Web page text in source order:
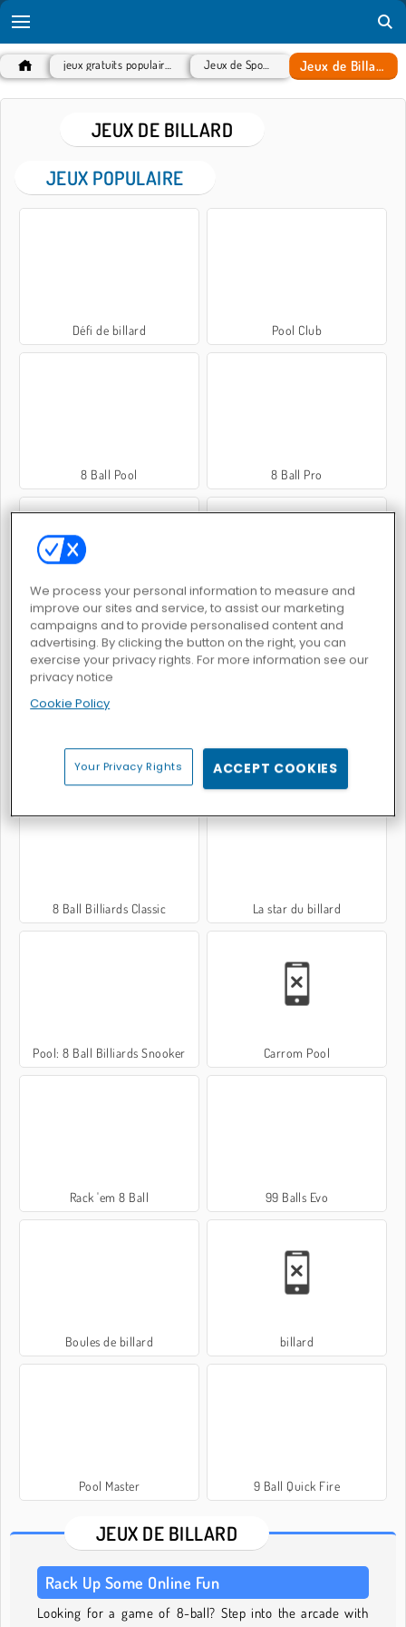
Jeux de Billard
JEUX DE BILLARD
JEUX POPULAIRE
Défi de billard Pool Club
8 Ball Pool 8 Ball Pro
Pool Mania Pool 8 Ball Mania
8 Ball Pool with Friends Zombie Pool
8 Ball Billiards Classic La star du billard
Pool: 8 Ball Billiards Snooker Carrom Pool
Rack 'em 8 Ball 99 Balls Evo
Boules de billard billard
Pool Master 9 Ball Quick Fire
JEUX DE BILLARD
Rack Up Some Online Fun
Looking for a game of 8-ball? Step into the arcade with
We process your personal information to measure and
improve our sites and service, to assist our marketing
campaigns and to provide personalised content and
advertising. By clicking the button on the right, you can
exercise your privacy rights. For more information see our
privacy notice
Cookie Policy
Your Privacy Rights ACCEPT COOKIES